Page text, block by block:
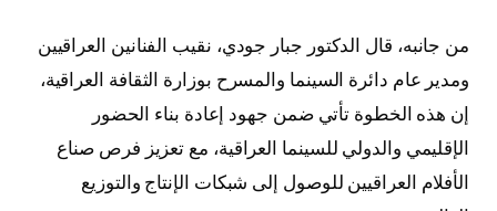
من جانبه، قال الدكتور جبار جودي، نقيب الفنانين العراقيين
ومدير عام دائرة السينما والمسرح بوزارة الثقافة العراقية،
إن هذه الخطوة تأتي ضمن جهود إعادة بناء الحضور
الإقليمي والدولي للسينما العراقية، مع تعزيز فرص صناع
الأفلام العراقيين للوصول إلى شبكات الإنتاج والتوزيع